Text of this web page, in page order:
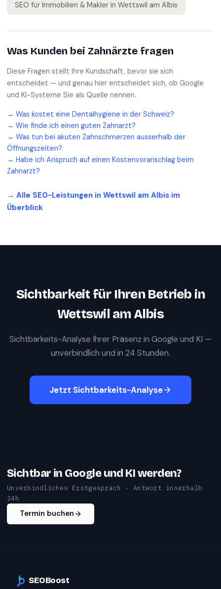
SEO für Immobilien & Makler in Wettswil am Albis
Was Kunden bei Zahnärzte fragen
Diese Fragen stellt Ihre Kundschaft, bevor sie sich
entscheidet — und genau hier entscheidet sich, ob Google
und KI-Systeme Sie als Quelle nennen.
→ Was kostet eine Dentalhygiene in der Schweiz?
→ Wie finde ich einen guten Zahnarzt?
→ Was tun bei akuten Zahnschmerzen ausserhalb der
Öffnungszeiten?
→ Habe ich Anspruch auf einen Kostenvoranschlag beim
Zahnarzt?
→ Alle SEO-Leistungen in Wettswil am Albis im
Überblick
Sichtbarkeit für Ihren Betrieb in
Wettswil am Albis
Sichtbarkeits-Analyse Ihrer Präsenz in Google und KI —
unverbindlich und in 24 Stunden.
Jetzt Sichtbarkeits-Analyse
Sichtbar in Google und KI werden?
Unverbindliches Erstgespräch · Antwort innerhalb
24h
Termin buchen
SEOBoost